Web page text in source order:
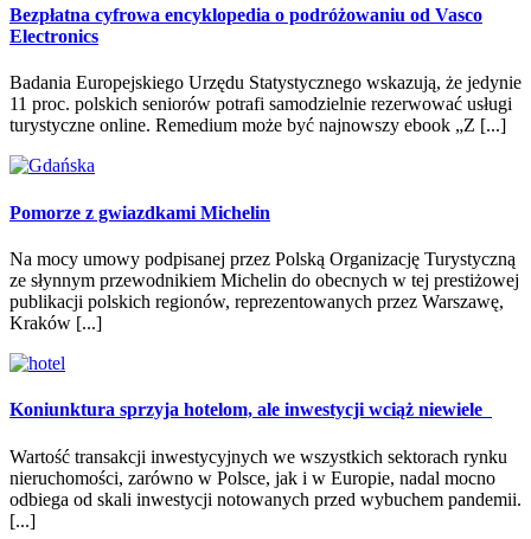
Bezpłatna cyfrowa encyklopedia o podróżowaniu od Vasco
Electronics
Badania Europejskiego Urzędu Statystycznego wskazują, że jedynie
11 proc. polskich seniorów potrafi samodzielnie rezerwować usługi
turystyczne online. Remedium może być najnowszy ebook „Z [...]
Pomorze z gwiazdkami Michelin
Na mocy umowy podpisanej przez Polską Organizację Turystyczną
ze słynnym przewodnikiem Michelin do obecnych w tej prestiżowej
publikacji polskich regionów, reprezentowanych przez Warszawę,
Kraków [...]
Koniunktura sprzyja hotelom, ale inwestycji wciąż niewiele
Wartość transakcji inwestycyjnych we wszystkich sektorach rynku
nieruchomości, zarówno w Polsce, jak i w Europie, nadal mocno
odbiega od skali inwestycji notowanych przed wybuchem pandemii.
[...]